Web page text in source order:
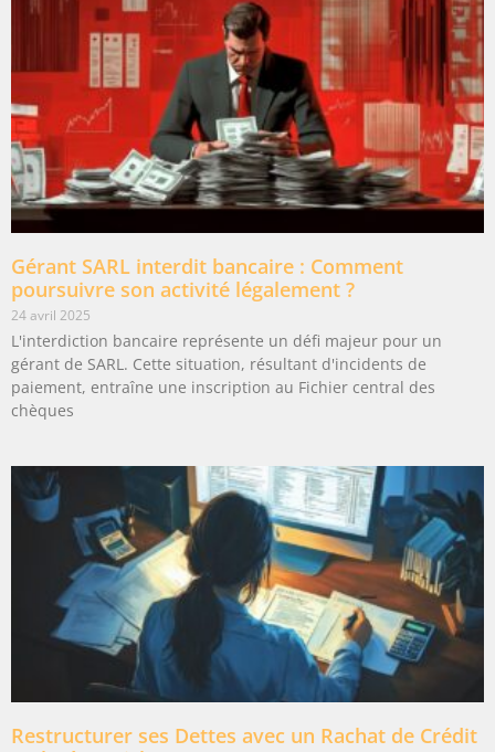
Gérant SARL interdit bancaire : Comment
poursuivre son activité légalement ?
24 avril 2025
L'interdiction bancaire représente un défi majeur pour un
gérant de SARL. Cette situation, résultant d'incidents de
paiement, entraîne une inscription au Fichier central des
chèques
Restructurer ses Dettes avec un Rachat de Crédit